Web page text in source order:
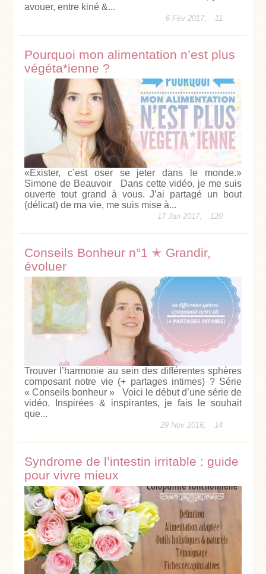
avouer, entre kiné &...
6 Fév 2017, 11
Pourquoi mon alimentation n’est plus
végéta*ienne ?
«Exister, c’est oser se jeter dans le monde.»
Simone de Beauvoir Dans cette vidéo, je me suis
ouverte tout grand à vous. J’ai partagé un bout
(délicat) de ma vie, me suis mise à...
17 Jan 2017, 120
Conseils Bonheur n°1 ✭ Grandir,
évoluer
Trouver l’harmonie au sein des différentes sphères
composant notre vie (+ partages intimes) ? Série
« Conseils bonheur » Voici le début d’une série de
vidéo. Inspirées & inspirantes, je fais le souhait
que...
29 Nov 2016, 14
Syndrome de l’intestin irritable : guide
pour vivre mieux